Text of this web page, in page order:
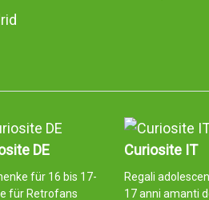
DE
für 16 bis 17-
für Retrofans
Curiosite IT
Regali
17 anni amanti